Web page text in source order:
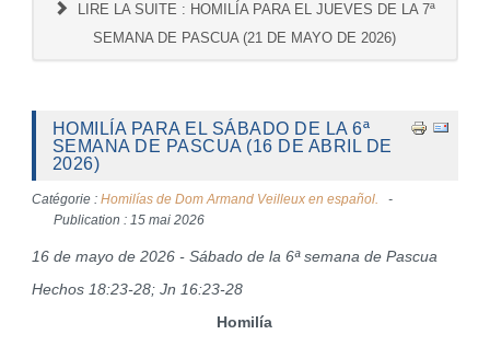
LIRE LA SUITE : HOMILÍA PARA EL JUEVES DE LA 7ª
SEMANA DE PASCUA (21 DE MAYO DE 2026)
HOMILÍA PARA EL SÁBADO DE LA 6ª
SEMANA DE PASCUA (16 DE ABRIL DE
2026)
Catégorie : Homilías de Dom Armand Veilleux en español.
Publication : 15 mai 2026
16 de mayo de 2026 - Sábado de la 6ª semana de Pascua
Hechos 18:23-28; Jn 16:23-28
Homilía